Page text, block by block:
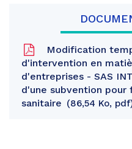
Modification
d'intervention en
d'entreprises - SAS
d'une subvention pour
sanitaire
86,54 Ko, pdf